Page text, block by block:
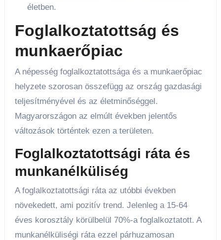
életben.
Foglalkoztatottság és
munkaerőpiac
A népesség foglalkoztatottsága és a munkaerőpiac
helyzete szorosan összefügg az ország gazdasági
teljesítményével és az életminőséggel.
Magyarországon az elmúlt években jelentős
változások történtek ezen a területen.
Foglalkoztatottsági ráta és
munkanélküliség
A foglalkoztatottsági ráta az utóbbi években
növekedett, ami pozitív trend. Jelenleg a 15-64
éves korosztály körülbelül 70%-a foglalkoztatott. A
munkanélküliségi ráta ezzel párhuzamosan